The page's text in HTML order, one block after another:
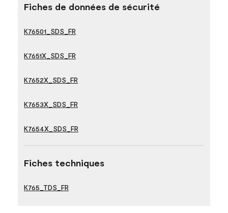
Fiches de données de sécurité
K76501_SDS_FR
K7651X_SDS_FR
K7652X_SDS_FR
K7653X_SDS_FR
K7654X_SDS_FR
Fiches techniques
K765_TDS_FR